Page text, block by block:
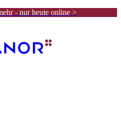
- nur heute online >